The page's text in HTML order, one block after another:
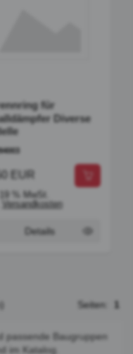
für
Diverse
EUR
% MwSt.
Versandkosten
Details
Seiten: 1
passende Baugruppen
im Katalog.